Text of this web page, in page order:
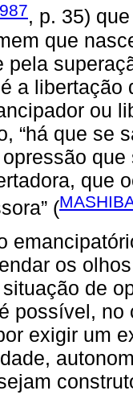
, p. 35)
que
pela
a libertação
ou
“há que se
que
(
os
de
possível, no
exigir um